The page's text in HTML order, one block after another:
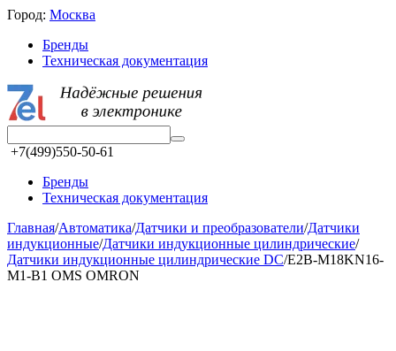
Город: Москва
Бренды
Техническая документация
+7(499)550-50-61
Бренды
Техническая документация
Главная/Автоматика/Датчики и преобразователи/Датчики
индукционные/Датчики индукционные цилиндрические/
Датчики индукционные цилиндрические DC/E2B-M18KN16-
M1-B1 OMS OMRON